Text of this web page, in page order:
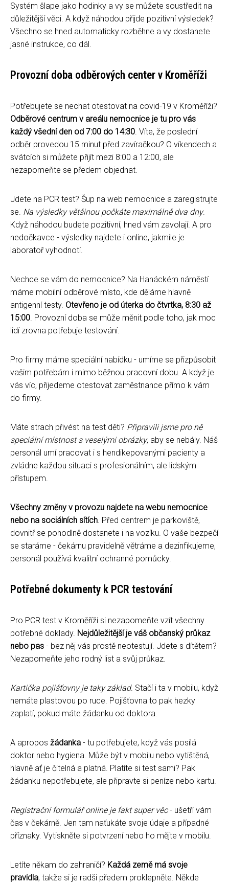
Systém šlape jako hodinky a vy se můžete soustředit na
důležitější věci. A když náhodou přijde pozitivní výsledek?
Všechno se hned automaticky rozběhne a vy dostanete
jasné instrukce, co dál.
Provozní doba odběrových center v Kroměříži
Potřebujete se nechat otestovat na covid-19 v Kroměříži?
Odběrové centrum v areálu nemocnice je tu pro vás
každý všední den od 7:00 do 14:30 . Víte, že poslední
odběr provedou 15 minut před zavíračkou? O víkendech a
svátcích si můžete přijít mezi 8:00 a 12:00, ale
nezapomeňte se předem objednat.
Jdete na PCR test? Šup na web nemocnice a zaregistrujte
se. Na výsledky většinou počkáte maximálně dva dny.
Když náhodou budete pozitivní, hned vám zavolají. A pro
nedočkavce - výsledky najdete i online, jakmile je
laboratoř vyhodnotí.
Nechce se vám do nemocnice? Na Hanáckém náměstí
máme mobilní odběrové místo, kde děláme hlavně
antigenní testy. Otevřeno je od úterka do čtvrtka, 8:30 až
15:00 . Provozní doba se může měnit podle toho, jak moc
lidí zrovna potřebuje testování.
Pro firmy máme speciální nabídku - umíme se přizpůsobit
vašim potřebám i mimo běžnou pracovní dobu. A když je
vás víc, přijedeme otestovat zaměstnance přímo k vám
do firmy.
Máte strach přivést na test děti? Připravili jsme pro ně
speciální místnost s veselými obrázky, aby se nebály. Náš
personál umí pracovat i s hendikepovanými pacienty a
zvládne každou situaci s profesionálním, ale lidským
přístupem.
Všechny změny v provozu najdete na webu nemocnice
nebo na sociálních sítích . Před centrem je parkoviště,
dovnitř se pohodlně dostanete i na vozíku. O vaše bezpečí
se staráme - čekárnu pravidelně větráme a dezinfikujeme,
personál používá kvalitní ochranné pomůcky.
Potřebné dokumenty k PCR testování
Pro PCR test v Kroměříži si nezapomeňte vzít všechny
potřebné doklady. Nejdůležitější je váš občanský průkaz
nebo pas - bez něj vás prostě neotestují. Jdete s dítětem?
Nezapomeňte jeho rodný list a svůj průkaz.
Kartička pojišťovny je taky základ. Stačí i ta v mobilu, když
nemáte plastovou po ruce. Pojišťovna to pak hezky
zaplatí, pokud máte žádanku od doktora.
A apropos žádanka - tu potřebujete, když vás posílá
doktor nebo hygiena. Může být v mobilu nebo vytištěná,
hlavně ať je čitelná a platná. Platíte si test sami? Pak
žádanku nepotřebujete, ale připravte si peníze nebo kartu.
Registrační formulář online je fakt super věc- ušetří vám
čas v čekárně. Jen tam naťukáte svoje údaje a případné
příznaky. Vytiskněte si potvrzení nebo ho mějte v mobilu.
Letíte někam do zahraničí? Každá země má svoje
pravidla, takže si je radši předem proklepněte. Někde